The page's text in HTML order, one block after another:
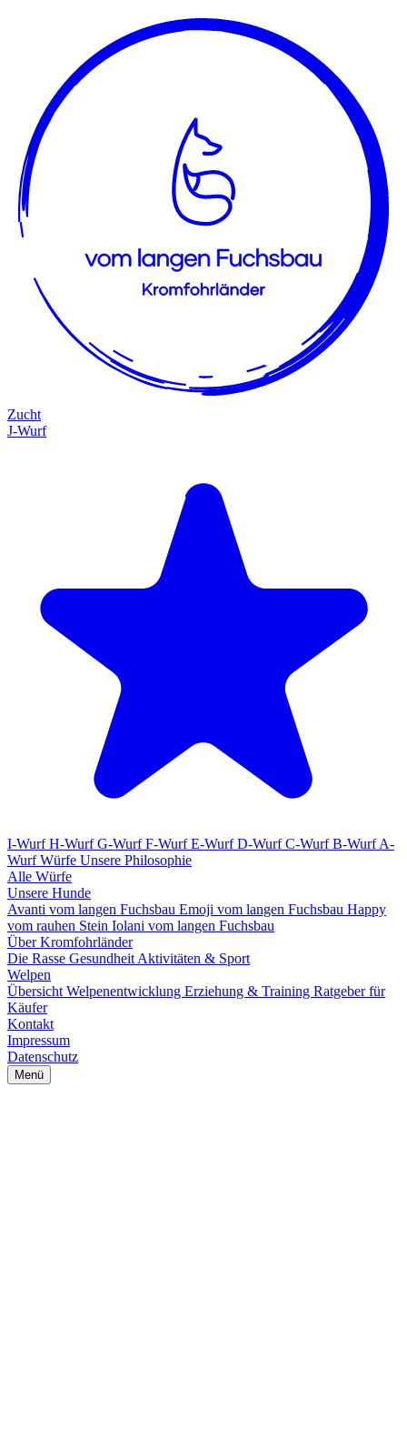
Zucht
J-Wurf
I-WurfH-WurfG-WurfF-WurfE-WurfD-WurfC-WurfB-WurfA-
WurfWürfe Unsere Philosophie
Alle Würfe
Unsere Hunde
Avanti vom langen Fuchsbau Emoji vom langen Fuchsbau Happy
vom rauhen Stein Iolani vom langen Fuchsbau
Über Kromfohrländer
Die Rasse Gesundheit Aktivitäten & Sport
Welpen
Übersicht Welpenentwicklung Erziehung & Training Ratgeber für
Käufer
Kontakt
Impressum
Datenschutz
Menü